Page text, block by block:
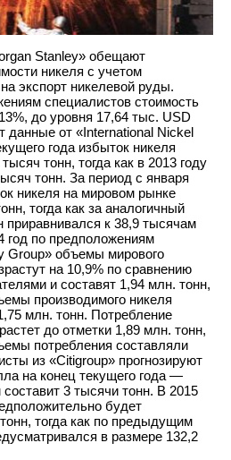
Stanley» обещают
никеля с учетом
экспорт никелевой руды.
специалистов стоимость
до уровня 17,64 тыс. USD
данные от «International Nickel
года избыток никеля
тонн, тогда как в 2013 году
тонн. За период с января
никеля на мировом рынке
тогда как за аналогичный
приравнивался к 38,9 тысячам
год по предположениям
Group» объемы мирового
на 10,9% по сравнению
и составят 1,94 млн. тонн,
производимого никеля
млн. тонн. Потребление
до отметки 1,89 млн. тонн,
потребления составляли
из «Citigroup» прогнозируют
на конец текущего года —
3 тысячи тонн. В 2015
будет
тогда как по предыдущим
в размере 132,2